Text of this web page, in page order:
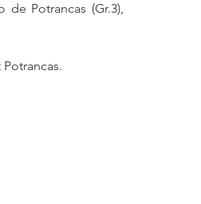
de Potrancas (Gr.3),
Potrancas.